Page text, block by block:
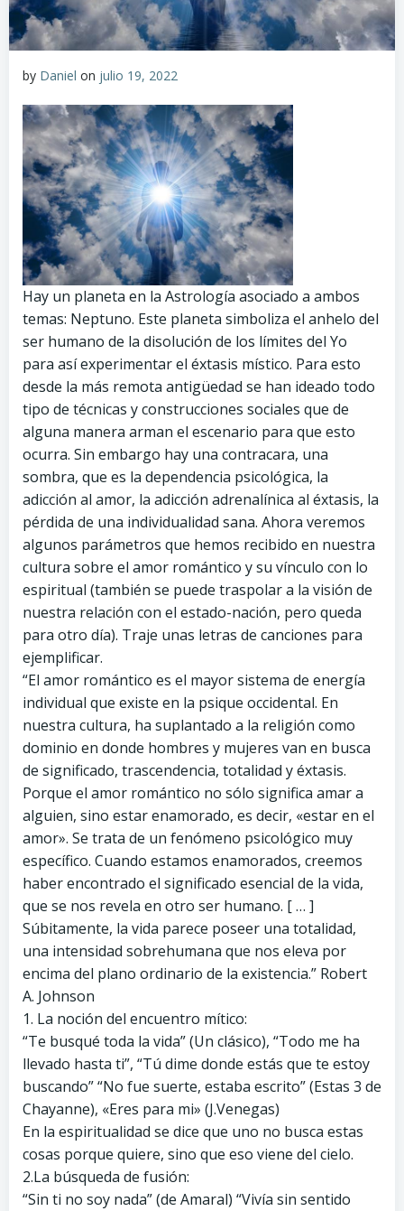
by Daniel on julio 19, 2022
Hay un planeta en la Astrología asociado a ambos
temas: Neptuno. Este planeta simboliza el anhelo del
ser humano de la disolución de los límites del Yo
para así experimentar el éxtasis místico. Para esto
desde la más remota antigüedad se han ideado todo
tipo de técnicas y construcciones sociales que de
alguna manera arman el escenario para que esto
ocurra. Sin embargo hay una contracara, una
sombra, que es la dependencia psicológica, la
adicción al amor, la adicción adrenalínica al éxtasis, la
pérdida de una individualidad sana. Ahora veremos
algunos parámetros que hemos recibido en nuestra
cultura sobre el amor romántico y su vínculo con lo
espiritual (también se puede traspolar a la visión de
nuestra relación con el estado-nación, pero queda
para otro día). Traje unas letras de canciones para
ejemplificar.
“El amor romántico es el mayor sistema de energía
individual que existe en la psique occidental. En
nuestra cultura, ha suplantado a la religión como
dominio en donde hombres y mujeres van en busca
de significado, trascendencia, totalidad y éxtasis.
Porque el amor romántico no sólo significa amar a
alguien, sino estar enamorado, es decir, «estar en el
amor». Se trata de un fenómeno psicológico muy
específico. Cuando estamos enamorados, creemos
haber encontrado el significado esencial de la vida,
que se nos revela en otro ser humano. [ … ]
Súbitamente, la vida parece poseer una totalidad,
una intensidad sobrehumana que nos eleva por
encima del plano ordinario de la existencia.” Robert
A. Johnson
1. La noción del encuentro mítico:
“Te busqué toda la vida” (Un clásico), “Todo me ha
llevado hasta ti”, “Tú dime donde estás que te estoy
buscando” “No fue suerte, estaba escrito” (Estas 3 de
Chayanne), «Eres para mi» (J.Venegas)
En la espiritualidad se dice que uno no busca estas
cosas porque quiere, sino que eso viene del cielo.
2.La búsqueda de fusión:
“Sin ti no soy nada” (de Amaral) “Vivía sin sentido